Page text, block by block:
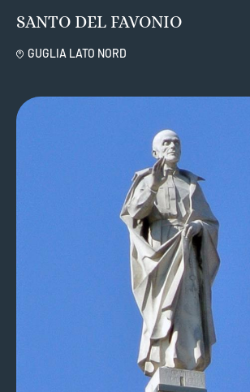
SANTO DEL FAVONIO
GUGLIA LATO NORD